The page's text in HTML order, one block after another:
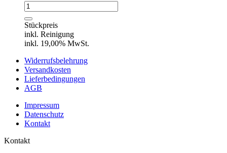
Schüssel
"Diamant"
Menge
Stückpreis
inkl. Reinigung
inkl. 19,00% MwSt.
Widerrufsbelehrung
Versandkosten
Lieferbedingungen
AGB
Impressum
Datenschutz
Kontakt
Kontakt